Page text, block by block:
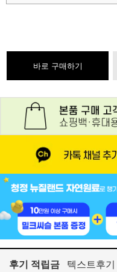
바로 구매하기
후기 적립금 텍스트후기